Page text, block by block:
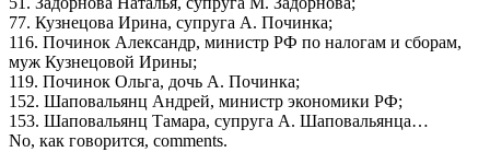
77. Кузнецова Ирина, супруга А. Починка;
116. Починок Александр, министр РФ по налогам и сборам,
муж Кузнецовой Ирины;
119. Починок Ольга, дочь А. Починка;
152. Шаповальянц Андрей, министр экономики РФ;
153. Шаповальянц Тамара, супруга А. Шаповальянца…
No, как говорится, comments.